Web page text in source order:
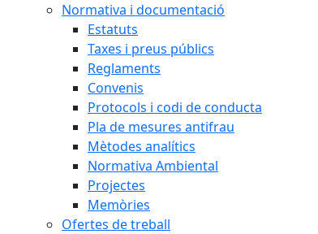
Normativa i documentació
Estatuts
Taxes i preus públics
Reglaments
Convenis
Protocols i codi de conducta
Pla de mesures antifrau
Mètodes analítics
Normativa Ambiental
Projectes
Memòries
Ofertes de treball